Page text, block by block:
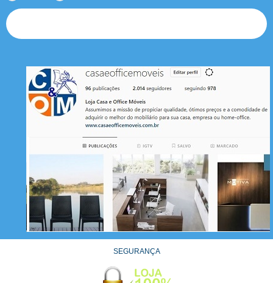
SEGURANÇA